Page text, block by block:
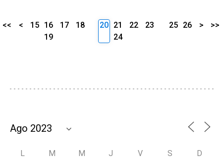
<< < 15 16 17
18
19
20 21 22
23
24
25 26 > >>
L M M J V S D